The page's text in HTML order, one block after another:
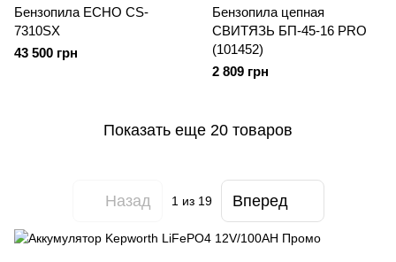
Бензопила ECHO CS-
7310SX
43 500 грн
Бензопила цепная
СВИТЯЗЬ БП-45-16 PRO
(101452)
2 809 грн
Показать еще 20 товаров
Назад 1 из 19 Вперед